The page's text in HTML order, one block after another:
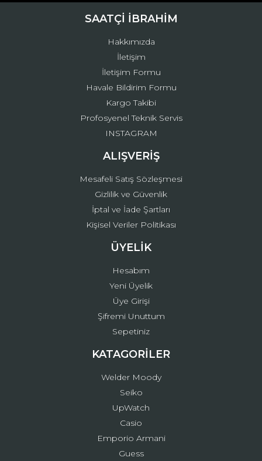
Ürün fiyatı diğer sitelerden daha pahalı.
Gönder
SAATÇİ İBRAHİM
Hakkımızda
İletişim
İletişim Formu
Havale Bildirim Formu
Kargo Takibi
Profosyenel Teknik Servis
INSTAGRAM
ALIŞVERİŞ
Mesafeli Satış Sözleşmesi
Gizlilik ve Güvenlik
İptal ve İade Şartları
Kişisel Veriler Politikası
ÜYELİK
Hesabım
Yeni Üyelik
Üye Girişi
Şifremi Unuttum
Sepetiniz
KATAGORİLER
Welder Moody
Seiko
UpWatch
Casio
Emporio Armani
Guess